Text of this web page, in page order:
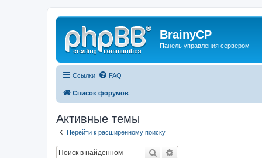
BrainyCP
Панель управления сервером
Ссылки FAQ
Список форумов
Активные темы
Перейти к расширенному поиску
Поиск